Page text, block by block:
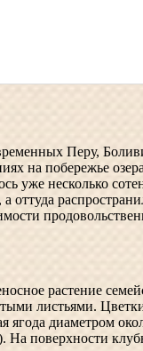
Перу,
на побережье
уже несколько
растение
листьями.
диаметром
поверхности